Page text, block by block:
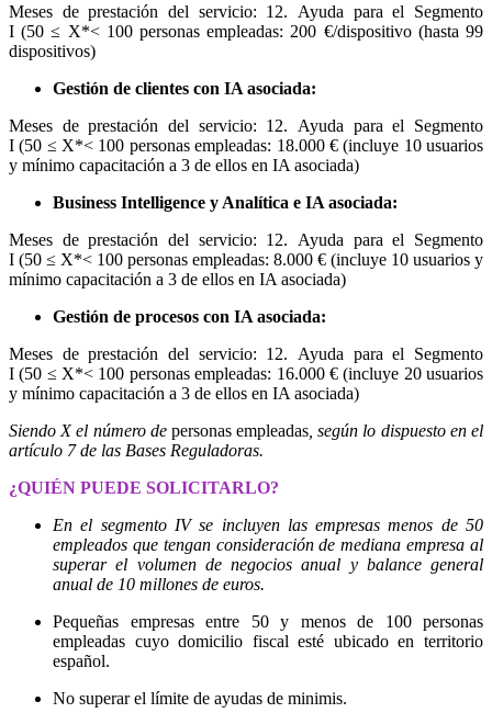
Meses de prestación del servicio: 12. Ayuda para el Segmento
I (50 ≤ X*< 100 personas empleadas: 200 €/dispositivo (hasta 99
dispositivos)
Gestión de clientes con IA asociada:
Meses de prestación del servicio: 12. Ayuda para el Segmento
I (50 ≤ X*< 100 personas empleadas: 18.000 € (incluye 10 usuarios
y mínimo capacitación a 3 de ellos en IA asociada)
Business Intelligence y Analítica e IA asociada:
Meses de prestación del servicio: 12. Ayuda para el Segmento
I (50 ≤ X*< 100 personas empleadas: 8.000 € (incluye 10 usuarios y
mínimo capacitación a 3 de ellos en IA asociada)
Gestión de procesos con IA asociada:
Meses de prestación del servicio: 12. Ayuda para el Segmento
I (50 ≤ X*< 100 personas empleadas: 16.000 € (incluye 20 usuarios
y mínimo capacitación a 3 de ellos en IA asociada)
Siendo X el número de personas empleadas , según lo dispuesto en el
artículo 7 de las Bases Reguladoras.
¿QUIÉN PUEDE SOLICITARLO?
En el segmento IV se incluyen las empresas menos de 50
empleados que tengan consideración de mediana empresa al
superar el volumen de negocios anual y balance general
anual de 10 millones de euros.
Pequeñas empresas entre 50 y menos de 100 personas
empleadas cuyo domicilio fiscal esté ubicado en territorio
español.
No superar el límite de ayudas de minimis.